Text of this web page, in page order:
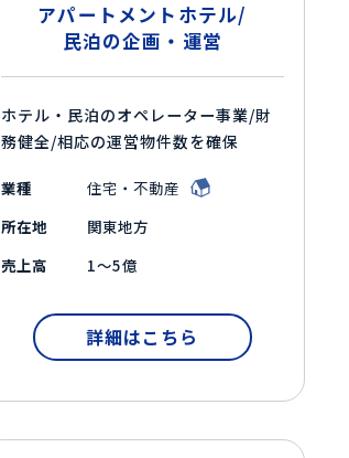
アパートメントホテル/
民泊の企画・運営
ホテル・民泊のオペレーター事業/財
務健全/相応の運営物件数を確保
業種
住宅・不動産
所在地
関東地方
売上高
1～5億
詳細はこちら